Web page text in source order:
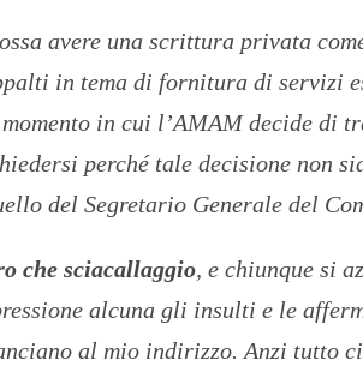
avere una scrittura privata
in tema di fornitura di servizi
in cui l’AMAM decide di
perché tale decisione non
del Segretario Generale del
che sciacallaggio, e chiunque si
alcuna gli insulti e le
al mio indirizzo. Anzi tutto